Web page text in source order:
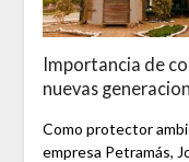
Importancia de
nuevas
Como protector
empresa Petramás,